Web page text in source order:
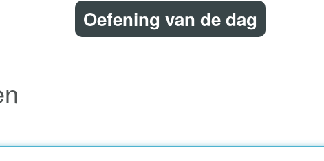
Oefening van de dag